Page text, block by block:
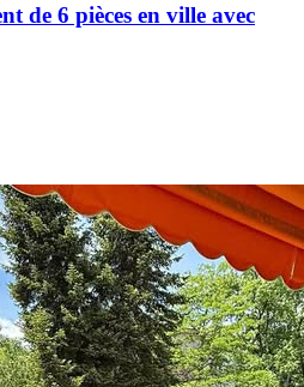
de 6 pièces en ville avec